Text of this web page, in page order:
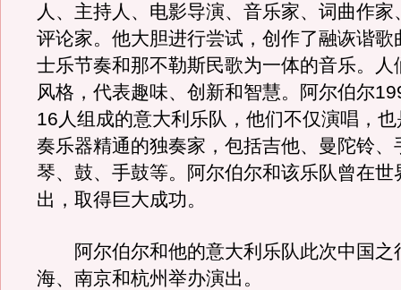
人、主持人、电影导演、音乐家、词曲作家
评论家。他大胆进行尝试，创作了融诙谐歌
士乐节奏和那不勒斯民歌为一体的音乐。人
风格，代表趣味、创新和智慧。阿尔伯尔
16人组成的意大利乐队，他们不仅演唱，
奏乐器精通的独奏家，包括吉他、曼陀铃、
琴、鼓、手鼓等。阿尔伯尔和该乐队曾在世
出，取得巨大成功。
阿尔伯尔和他的意大利乐队此次中国之
海、南京和杭州举办演出。